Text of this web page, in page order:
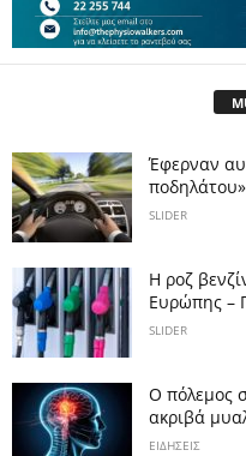
Έφερναν
SLIDER
Η ροζ
Ευρώπης –
SLIDER
Ο πόλεμος
ακριβά
ΕΙΔΗΣΕΙΣ